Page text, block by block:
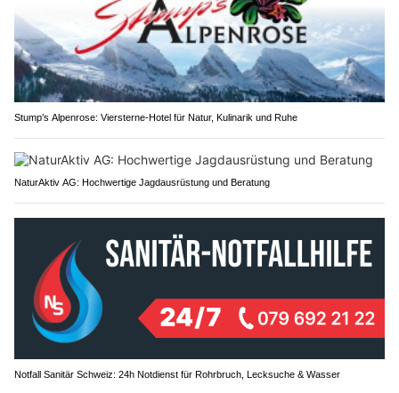
Stump’s Alpenrose: Viersterne-Hotel für Natur, Kulinarik und Ruhe
NaturAktiv AG: Hochwertige Jagdausrüstung und Beratung
Notfall Sanitär Schweiz: 24h Notdienst für Rohrbruch, Lecksuche & Wasser